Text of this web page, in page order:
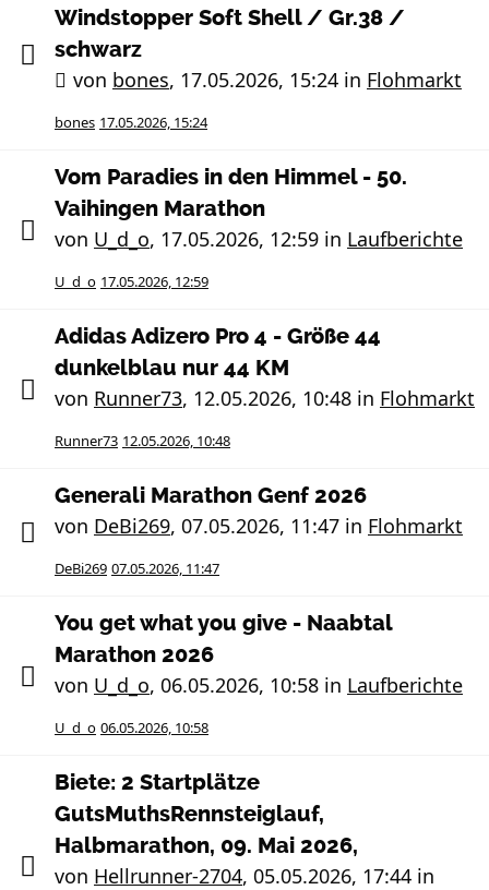
Windstopper Soft Shell / Gr.38 /
schwarz
von bones, 17.05.2026, 15:24 in Flohmarkt
bones 17.05.2026, 15:24
Vom Paradies in den Himmel - 50.
Vaihingen Marathon
von U_d_o, 17.05.2026, 12:59 in Laufberichte
U_d_o 17.05.2026, 12:59
Adidas Adizero Pro 4 - Größe 44
dunkelblau nur 44 KM
von Runner73, 12.05.2026, 10:48 in Flohmarkt
Runner73 12.05.2026, 10:48
Generali Marathon Genf 2026
von DeBi269, 07.05.2026, 11:47 in Flohmarkt
DeBi269 07.05.2026, 11:47
You get what you give - Naabtal
Marathon 2026
von U_d_o, 06.05.2026, 10:58 in Laufberichte
U_d_o 06.05.2026, 10:58
Biete: 2 Startplätze
GutsMuthsRennsteiglauf,
Halbmarathon, 09. Mai 2026,
von Hellrunner-2704, 05.05.2026, 17:44 in